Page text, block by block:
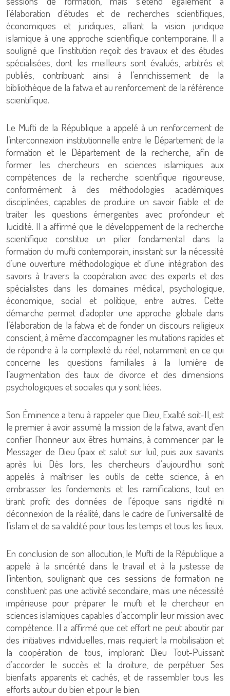
l’élaboration d’études et de recherches scientifiques,
économiques et juridiques, alliant la vision juridique
islamique à une approche scientifique contemporaine. Il a
souligné que l’institution reçoit des travaux et des études
spécialisées, dont les meilleurs sont évalués, arbitrés et
publiés, contribuant ainsi à l’enrichissement de la
bibliothèque de la fatwa et au renforcement de la référence
scientifique.
Le Mufti de la République a appelé à un renforcement de
l’interconnexion institutionnelle entre le Département de la
formation et le Département de la recherche, afin de
former les chercheurs en sciences islamiques aux
compétences de la recherche scientifique rigoureuse,
conformément à des méthodologies académiques
disciplinées, capables de produire un savoir fiable et de
traiter les questions émergentes avec profondeur et
lucidité. Il a affirmé que le développement de la recherche
scientifique constitue un pilier fondamental dans la
formation du mufti contemporain, insistant sur la nécessité
d’une ouverture méthodologique et d’une intégration des
savoirs à travers la coopération avec des experts et des
spécialistes dans les domaines médical, psychologique,
économique, social et politique, entre autres. Cette
démarche permet d’adopter une approche globale dans
l’élaboration de la fatwa et de fonder un discours religieux
conscient, à même d’accompagner les mutations rapides et
de répondre à la complexité du réel, notamment en ce qui
concerne les questions familiales à la lumière de
l’augmentation des taux de divorce et des dimensions
psychologiques et sociales qui y sont liées.
Son Éminence a tenu à rappeler que Dieu, Exalté soit-Il, est
le premier à avoir assumé la mission de la fatwa, avant d’en
confier l’honneur aux êtres humains, à commencer par le
Messager de Dieu (paix et salut sur lui), puis aux savants
après lui. Dès lors, les chercheurs d’aujourd’hui sont
appelés à maîtriser les outils de cette science, à en
embrasser les fondements et les ramifications, tout en
tirant profit des données de l’époque sans rigidité ni
déconnexion de la réalité, dans le cadre de l’universalité de
l’islam et de sa validité pour tous les temps et tous les lieux.
En conclusion de son allocution, le Mufti de la République a
appelé à la sincérité dans le travail et à la justesse de
l’intention, soulignant que ces sessions de formation ne
constituent pas une activité secondaire, mais une nécessité
impérieuse pour préparer le mufti et le chercheur en
sciences islamiques capables d’accomplir leur mission avec
compétence. Il a affirmé que cet effort ne peut aboutir par
des initiatives individuelles, mais requiert la mobilisation et
la coopération de tous, implorant Dieu Tout-Puissant
d’accorder le succès et la droiture, de perpétuer Ses
bienfaits apparents et cachés, et de rassembler tous les
efforts autour du bien et pour le bien.